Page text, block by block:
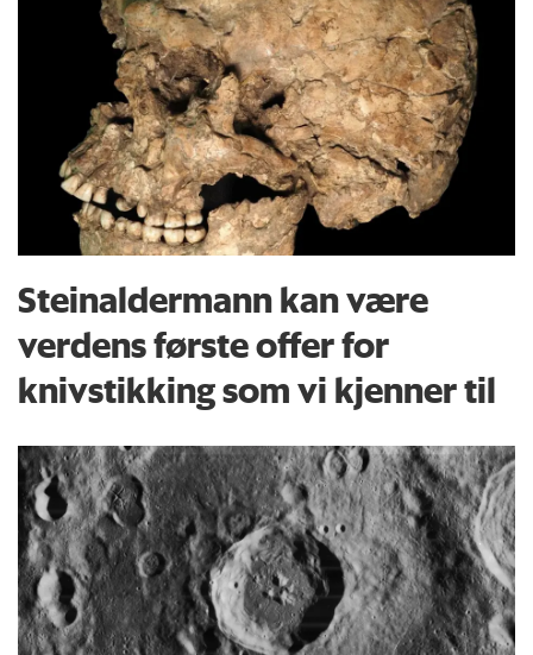
Steinaldermann kan være
verdens første offer for
knivstikking som vi kjenner til